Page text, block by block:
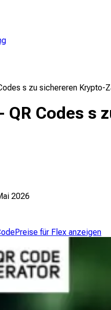
s zu sichereren Krypto-
QR Codes s
2026
Preise für Flex anzeigen